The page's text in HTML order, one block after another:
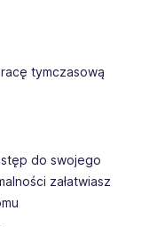
tymczasową
do swojego
załatwiasz